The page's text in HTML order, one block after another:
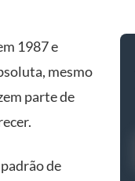
1987 e
mesmo
parte de
de